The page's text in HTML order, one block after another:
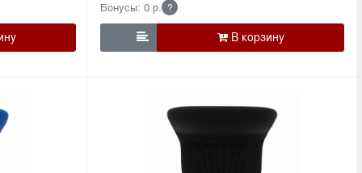
Бонусы: 0 р. ?
